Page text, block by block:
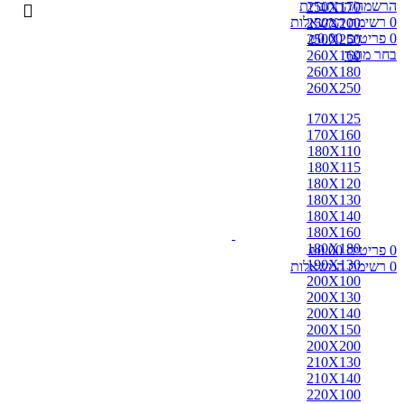
הרשמה/התחברות
0 רשימת המשאלות
0 פריטים ₪0.00
בחר מוצר
0 פריטים ₪0.00
0 רשימת המשאלות
250X170
250X200
250X250
260X160
260X180
260X250
170X125
170X160
180X110
180X115
180X120
180X130
180X140
180X160
180X180
190X130
200X100
200X130
200X140
200X150
200X200
210X130
210X140
220X100